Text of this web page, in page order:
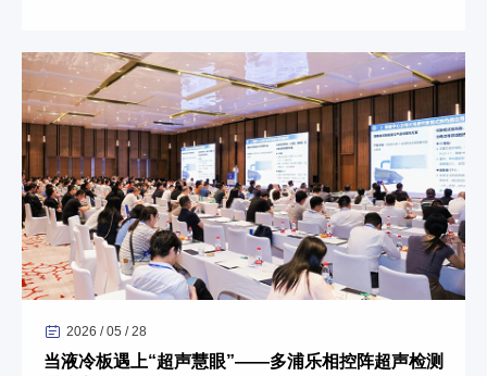
2026 / 05 / 28
当液冷板遇上“超声慧眼”——多浦乐相控阵超声检测